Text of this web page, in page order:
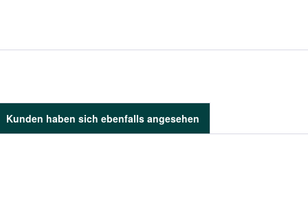
Kunden haben sich ebenfalls angesehen